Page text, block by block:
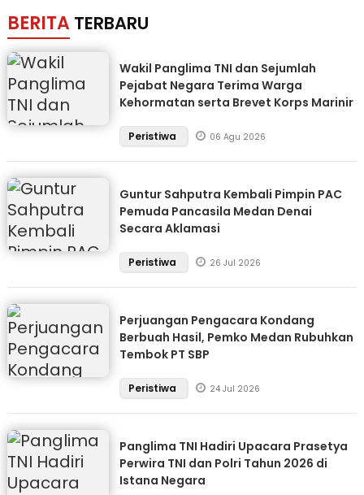
BERITA TERBARU
Wakil Panglima TNI dan Sejumlah
Pejabat Negara Terima Warga
Kehormatan serta Brevet Korps Marinir
Peristiwa 06 Agu 2026
Guntur Sahputra Kembali Pimpin PAC
Pemuda Pancasila Medan Denai
Secara Aklamasi
Peristiwa 26 Jul 2026
Perjuangan Pengacara Kondang
Berbuah Hasil, Pemko Medan Rubuhkan
Tembok PT SBP
Peristiwa 24 Jul 2026
Panglima TNI Hadiri Upacara Prasetya
Perwira TNI dan Polri Tahun 2026 di
Istana Negara